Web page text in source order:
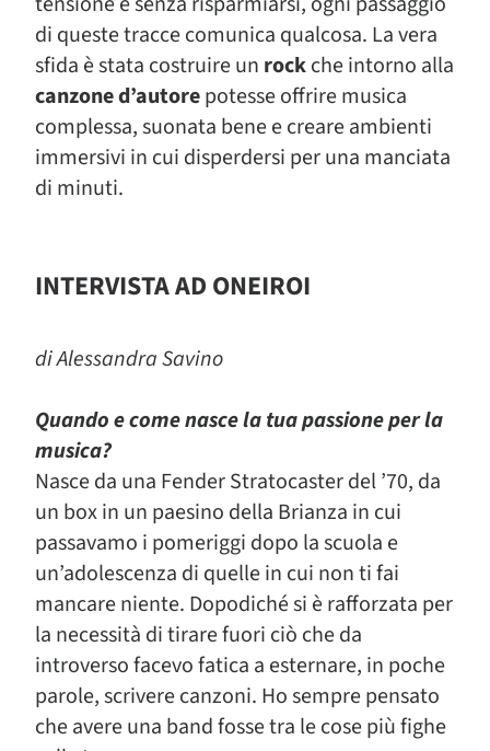
di queste tracce comunica qualcosa. La vera
sfida è stata costruire un rockche intorno alla
canzone d’autorepotesse offrire musica
complessa, suonata bene e creare ambienti
immersivi in cui disperdersi per una manciata
di minuti.
INTERVISTA AD ONEIROI
di Alessandra Savino
Quando e come nasce la tua passione per la
musica?
Nasce da una Fender Stratocaster del ’70, da
un box in un paesino della Brianza in cui
passavamo i pomeriggi dopo la scuola e
un’adolescenza di quelle in cui non ti fai
mancare niente. Dopodiché si è rafforzata per
la necessità di tirare fuori ciò che da
introverso facevo fatica a esternare, in poche
parole, scrivere canzoni. Ho sempre pensato
che avere una band fosse tra le cose più fighe